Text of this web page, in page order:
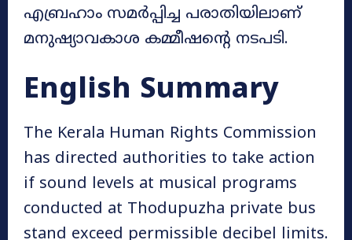
എബ്രഹാം സമർപ്പിച്ച പരാതിയിലാണ്
മനുഷ്യാവകാശ കമ്മീഷന്റെ നടപടി.
English Summary
The Kerala Human Rights Commission
has directed authorities to take action
if sound levels at musical programs
conducted at Thodupuzha private bus
stand exceed permissible decibel limits.